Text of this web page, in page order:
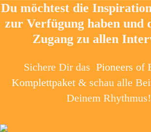
Du möchtest die
zur Verfügung haben und
Zugang zu allen
Sichere Dir das Pioneers of
Komplettpaket& schau alle
Deinem Rhythmus!